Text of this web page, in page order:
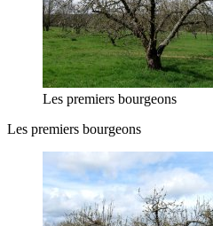
Les premiers bourgeons
Les premiers bourgeons